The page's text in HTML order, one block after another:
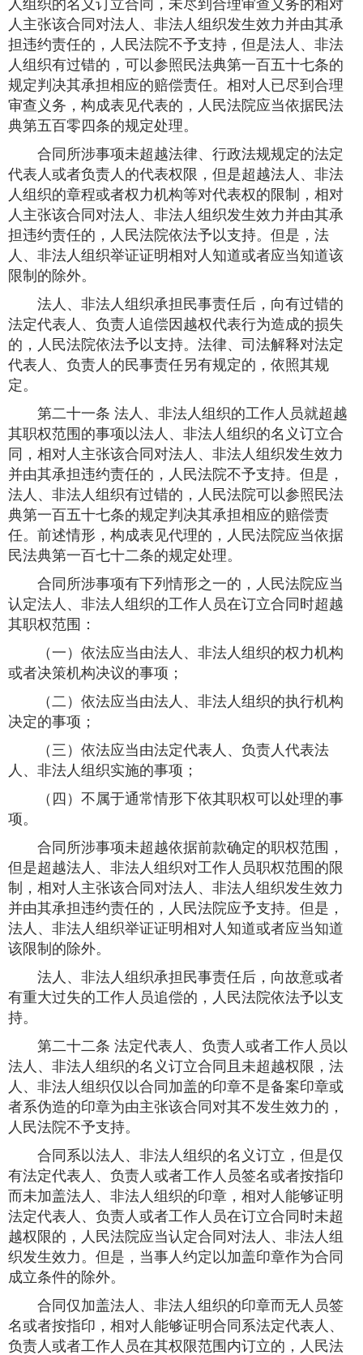
人组织的名义订立合同，未尽到合理审查义务的相对
人主张该合同对法人、非法人组织发生效力并由其承
担违约责任的，人民法院不予支持，但是法人、非法
人组织有过错的，可以参照民法典第一百五十七条的
规定判决其承担相应的赔偿责任。相对人已尽到合理
审查义务，构成表见代表的，人民法院应当依据民法
典第五百零四条的规定处理。
合同所涉事项未超越法律、行政法规规定的法定
代表人或者负责人的代表权限，但是超越法人、非法
人组织的章程或者权力机构等对代表权的限制，相对
人主张该合同对法人、非法人组织发生效力并由其承
担违约责任的，人民法院依法予以支持。但是，法
人、非法人组织举证证明相对人知道或者应当知道该
限制的除外。
法人、非法人组织承担民事责任后，向有过错的
法定代表人、负责人追偿因越权代表行为造成的损失
的，人民法院依法予以支持。法律、司法解释对法定
代表人、负责人的民事责任另有规定的，依照其规
定。
第二十一条 法人、非法人组织的工作人员就超越
其职权范围的事项以法人、非法人组织的名义订立合
同，相对人主张该合同对法人、非法人组织发生效力
并由其承担违约责任的，人民法院不予支持。但是，
法人、非法人组织有过错的，人民法院可以参照民法
典第一百五十七条的规定判决其承担相应的赔偿责
任。前述情形，构成表见代理的，人民法院应当依据
民法典第一百七十二条的规定处理。
合同所涉事项有下列情形之一的，人民法院应当
认定法人、非法人组织的工作人员在订立合同时超越
其职权范围：
（一）依法应当由法人、非法人组织的权力机构
或者决策机构决议的事项；
（二）依法应当由法人、非法人组织的执行机构
决定的事项；
（三）依法应当由法定代表人、负责人代表法
人、非法人组织实施的事项；
（四）不属于通常情形下依其职权可以处理的事
项。
合同所涉事项未超越依据前款确定的职权范围，
但是超越法人、非法人组织对工作人员职权范围的限
制，相对人主张该合同对法人、非法人组织发生效力
并由其承担违约责任的，人民法院应予支持。但是，
法人、非法人组织举证证明相对人知道或者应当知道
该限制的除外。
法人、非法人组织承担民事责任后，向故意或者
有重大过失的工作人员追偿的，人民法院依法予以支
持。
第二十二条 法定代表人、负责人或者工作人员以
法人、非法人组织的名义订立合同且未超越权限，法
人、非法人组织仅以合同加盖的印章不是备案印章或
者系伪造的印章为由主张该合同对其不发生效力的，
人民法院不予支持。
合同系以法人、非法人组织的名义订立，但是仅
有法定代表人、负责人或者工作人员签名或者按指印
而未加盖法人、非法人组织的印章，相对人能够证明
法定代表人、负责人或者工作人员在订立合同时未超
越权限的，人民法院应当认定合同对法人、非法人组
织发生效力。但是，当事人约定以加盖印章作为合同
成立条件的除外。
合同仅加盖法人、非法人组织的印章而无人员签
名或者按指印，相对人能够证明合同系法定代表人、
负责人或者工作人员在其权限范围内订立的，人民法